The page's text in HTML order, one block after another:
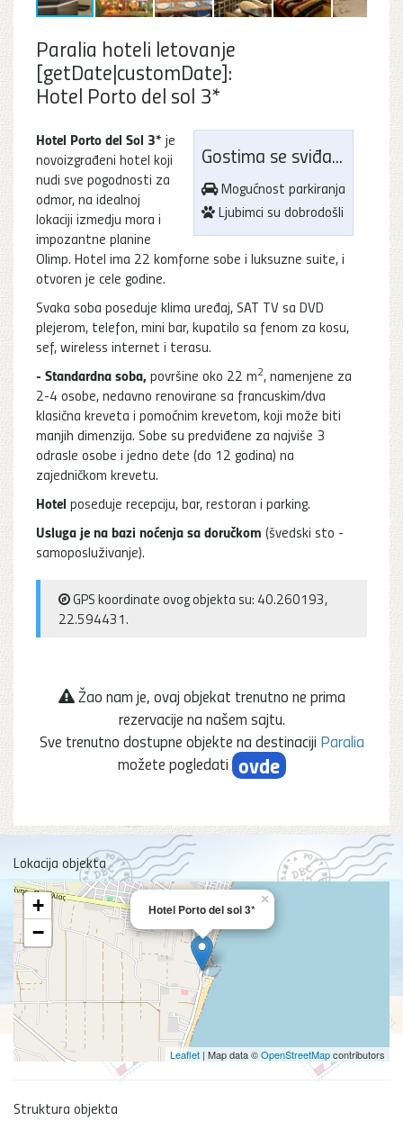
Paralia hoteli letovanje
[getDate|customDate]:
Hotel Porto del sol 3*
Gostima se sviđa...
Mogućnost parkiranja
Ljubimci su dobrodošli
Hotel Porto del Sol 3* je
novoizgrađeni hotel koji
nudi sve pogodnosti za
odmor, na idealnoj
lokaciji izmedju mora i
impozantne planine
Olimp. Hotel ima 22 komforne sobe i luksuzne suite, i
otvoren je cele godine.
Svaka soba poseduje klima uređaj, SAT TV sa DVD
plejerom, telefon, mini bar, kupatilo sa fenom za kosu,
sef, wireless internet i terasu.
- Standardna soba, površine oko 22 m2, namenjene za
2-4 osobe, nedavno renovirane sa francuskim/dva
klasična kreveta i pomoćnim krevetom, koji može biti
manjih dimenzija. Sobe su predviđene za najviše 3
odrasle osobe i jedno dete (do 12 godina) na
zajedničkom krevetu.
Hotel poseduje recepciju, bar, restoran i parking.
Usluga je na bazi noćenja sa doručkom (švedski sto -
samoposluživanje).
GPS koordinate ovog objekta su: 40.260193,
22.594431.
Žao nam je, ovaj objekat trenutno ne prima
rezervacije na našem sajtu.
Sve trenutno dostupne objekte na destinaciji Paralia
možete pogledati ovde
Lokacija objekta
Hotel Porto del sol 3*
×
+
−
Leaflet | Map data ©OpenStreetMapcontributors
Struktura objekta